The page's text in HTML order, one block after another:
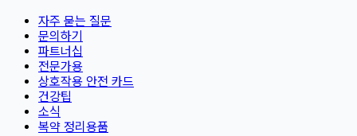
자주 묻는 질문
문의하기
파트너십
전문가용
상호작용 안전 카드
건강팁
소식
복약 정리용품